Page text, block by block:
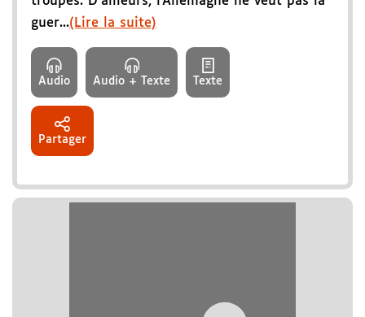
guer...(Lire la suite)
Audio Audio + Texte Texte
Partager